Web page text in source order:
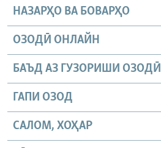
НАЗАРҲО ВА БОВАРҲО
ОЗОДӢ ОНЛАЙН
БАЪД АЗ ГУЗОРИШИ ОЗОДӢ
ГАПИ ОЗОД
САЛОМ, ХОҲАР